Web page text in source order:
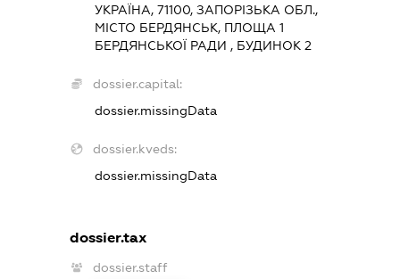
УКРАЇНА, 71100, ЗАПОРІЗЬКА ОБЛ.,
МІСТО БЕРДЯНСЬК, ПЛОЩА 1
БЕРДЯНСЬКОЇ РАДИ , БУДИНОК 2
dossier.capital:
dossier.missingData
dossier.kveds:
dossier.missingData
dossier.tax
dossier.staff